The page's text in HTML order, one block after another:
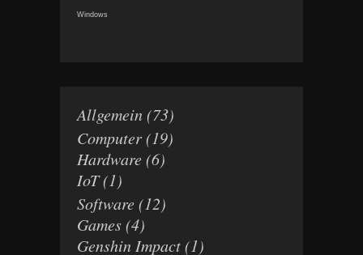
Windows
Allgemein(73)
Computer(19)
Hardware(6)
IoT(1)
Software(12)
Games(4)
Genshin Impact(1)